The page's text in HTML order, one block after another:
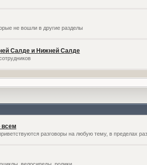
не вошли в другие разделы
Салде и Нижней Салде
всем
разговоры на любую тему, в пределах